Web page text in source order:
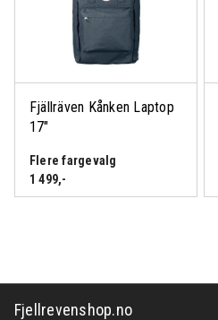
Logg inn eller bli medlem
Fjällräven Kånken Laptop
17″
Flere fargevalg
1 499,-
Fjellrevenshop.no